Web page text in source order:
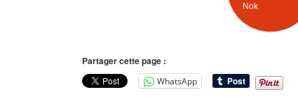
Nok
Partager cette page :
WhatsApp